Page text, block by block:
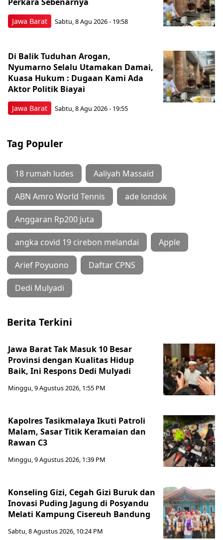
Jawa Barat Sabtu, 8 Agu 2026 - 19:58
Jawa Barat
Di Balik Tuduhan Arogan,
Nyumarno Selalu Utamakan Damai,
Kuasa Hukum : Dugaan Kami Ada
Aktor Politik Biayai
Sabtu, 8 Agu 2026 - 19:55
Tag Populer
18 rumah ludes Aaliyah Massaid
ABN Amro World Tennis ade londok
Anggaran Rp200 juta
angka covid 19 cirebon melandai Apple
Arief Poyuono Daftar CPNS
Dedi Mulyadi
Berita Terkini
Jawa Barat Tak Masuk 10 Besar
Provinsi dengan Kualitas Hidup
Baik, Ini Respons Dedi Mulyadi
Minggu, 9 Agustus 2026, 1:55 PM
Kapolres Tasikmalaya Ikuti Patroli
Malam, Sasar Titik Keramaian dan
Rawan C3
Minggu, 9 Agustus 2026, 1:39 PM
Konseling Gizi, Cegah Gizi Buruk dan
Inovasi Puding Jagung di Posyandu
Melati Kampung Cisereuh Bandung
Sabtu, 8 Agustus 2026, 10:24 PM